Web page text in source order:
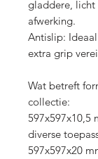
gladdere, licht
afwerking.
Antislip:
extra grip
Wat betreft
collectie:
597x597x10,5
diverse
597x597x20